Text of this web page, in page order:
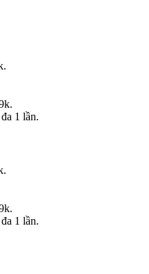
1 lần.
1 lần.